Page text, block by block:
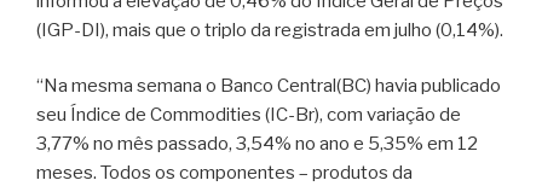
(IGP-DI), mais que o triplo da registrada em julho (0,14%).
“Na mesma semana o Banco Central(BC) havia publicado
seu Índice de Commodities (IC-Br), com variação de
3,77% no mês passado, 3,54% no ano e 5,35% em 12
meses. Todos os componentes – produtos da